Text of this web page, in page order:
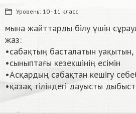
Уровень: 10 - 11 класс
мына жайттарды білу үшін
жаз:
•сабақтың басталатын уақытын,
•сыныптағы кезекшінің есімін
•Асқардың сабақтан кешігу
•қазақ тіліндегі дауысты